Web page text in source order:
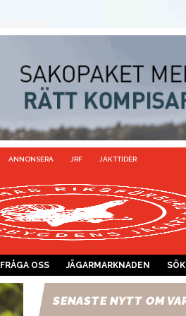
ANNONSERA JRF JAKTTIDER
FRÅGA OSS JÄGARMARKNADEN SÖK
SENASTE NYTT OM